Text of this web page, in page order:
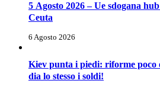
5 Agosto 2026 – Ue sdogana
Ceuta
6 Agosto 2026
Kiev punta i piedi: riforme poco
dia lo stesso i soldi!